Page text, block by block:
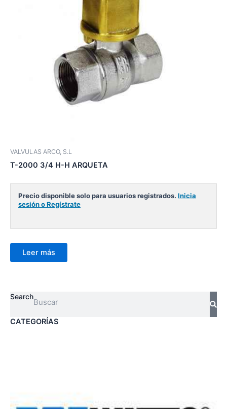
VALVULAS ARCO, S.L
T-2000 3/4 H-H ARQUETA
Precio disponible solo para usuarios registrados. Inicia
sesión o Regístrate
Leer más
Search
CATEGORÍAS